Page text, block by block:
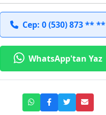
Cep: 0 (530) 873 ** **
WhatsApp'tan Yaz